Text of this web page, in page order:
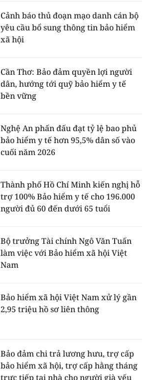
Cảnh báo thủ đoạn mạo danh cán bộ
yêu cầu bổ sung thông tin bảo hiểm
xã hội
Cần Thơ: Bảo đảm quyền lợi người
dân, hướng tới quỹ bảo hiểm y tế
bền vững
Nghệ An phấn đấu đạt tỷ lệ bao phủ
bảo hiểm y tế hơn 95,5% dân số vào
cuối năm 2026
Thành phố Hồ Chí Minh kiến nghị hỗ
trợ 100% Bảo hiểm y tế cho 196.000
người đủ 60 đến dưới 65 tuổi
Bộ trưởng Tài chính Ngô Văn Tuấn
làm việc với Bảo hiểm xã hội Việt
Nam
Bảo hiểm xã hội Việt Nam xử lý gần
2,95 triệu hồ sơ liên thông
Bảo đảm chi trả lương hưu, trợ cấp
bảo hiểm xã hội, trợ cấp hằng tháng
trực tiếp tại nhà cho người già yếu